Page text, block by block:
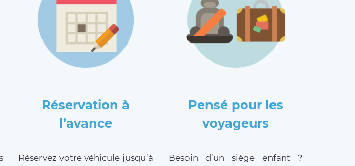
Réservation à
l’avance
Réservez votre véhicule jusqu’à
Pensé pour les
voyageurs
Besoin d’un siège enfant ?